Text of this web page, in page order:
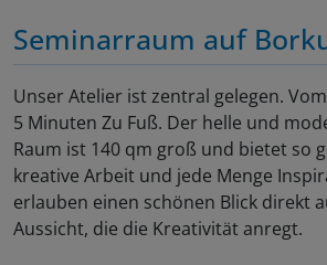
Seminarraum auf
Unser Atelier ist zentral gelegen.
5 Minuten Zu Fuß. Der helle und
Raum ist 140 qm groß und bietet so
kreative Arbeit und jede Menge
erlauben einen schönen Blick direkt
Aussicht, die die Kreativität anregt.